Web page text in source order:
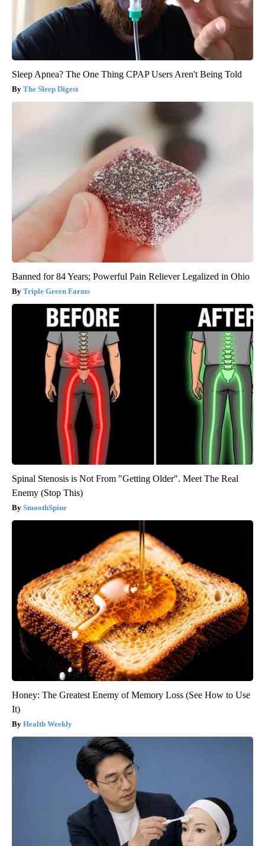
Sleep Apnea? The One Thing CPAP Users Aren't Being Told
The Sleep Digest
Banned for 84 Years; Powerful Pain Reliever Legalized in Ohio
Triple Green Farms
Spinal Stenosis is Not From "Getting Older". Meet The Real
Enemy (Stop This)
SmoothSpine
Honey: The Greatest Enemy of Memory Loss (See How to Use
It)
Health Weekly